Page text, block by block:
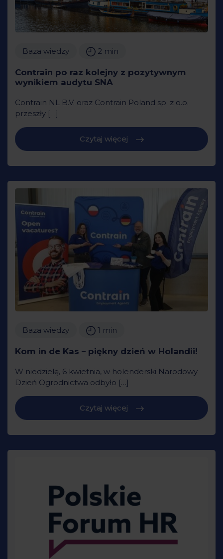
Baza wiedzy 2 min
Contrain po raz kolejny z pozytywnym
wynikiem audytu SNA
Contrain NL B.V. oraz Contrain Poland sp. z o.o.
przeszły […]
Czytaj więcej
Baza wiedzy 1 min
Kom in de Kas – piękny dzień w Holandii!
W niedzielę, 6 kwietnia, w holenderski Narodowy
Dzień Ogrodnictwa odbyło […]
Czytaj więcej